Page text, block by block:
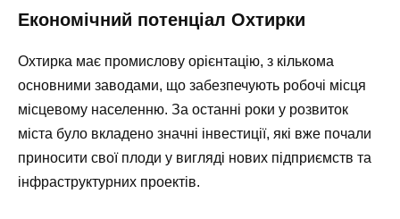
Економічний потенціал Охтирки
Охтирка має промислову орієнтацію, з кількома
основними заводами, що забезпечують робочі місця
місцевому населенню. За останні роки у розвиток
міста було вкладено значні інвестиції, які вже почали
приносити свої плоди у вигляді нових підприємств та
інфраструктурних проектів.